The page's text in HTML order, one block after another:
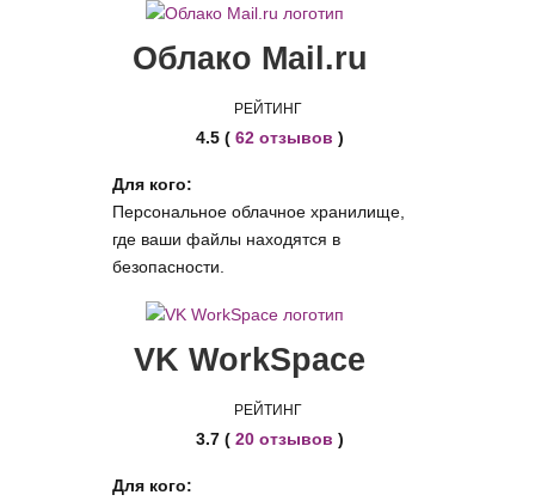
Облако Mail.ru
РЕЙТИНГ
4.5 ( 62 отзывов )
Для кого:
Персональное облачное хранилище,
где ваши файлы находятся в
безопасности.
VK WorkSpace
РЕЙТИНГ
3.7 ( 20 отзывов )
Для кого: